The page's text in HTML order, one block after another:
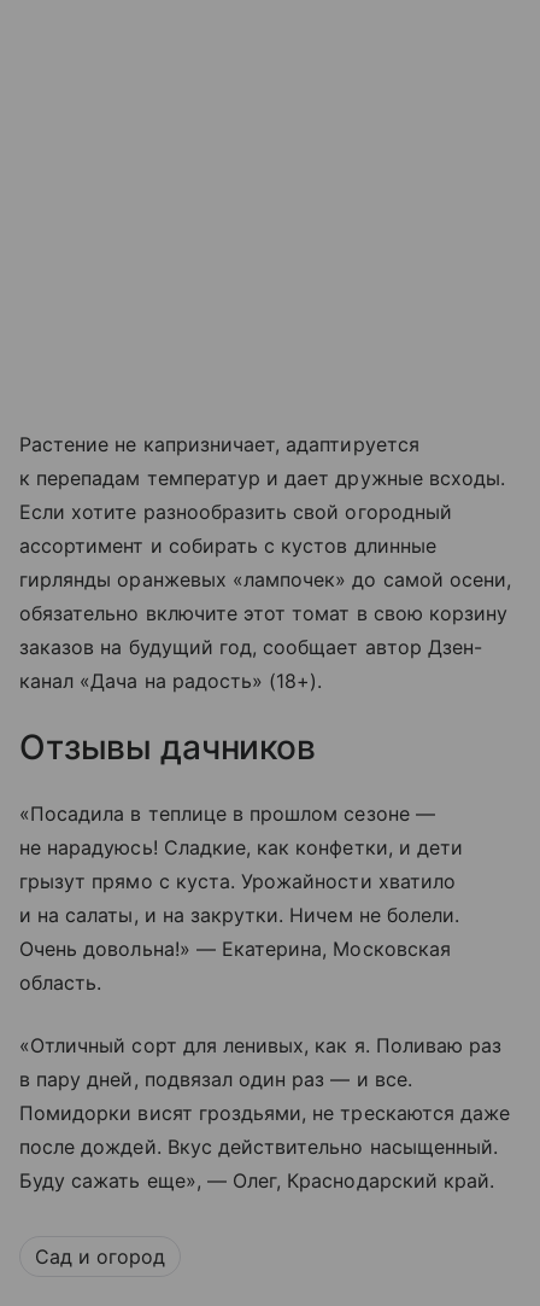
Растение не капризничает, адаптируется
к перепадам температур и дает дружные всходы.
Если хотите разнообразить свой огородный
ассортимент и собирать с кустов длинные
гирлянды оранжевых «лампочек» до самой осени,
обязательно включите этот томат в свою корзину
заказов на будущий год, сообщает автор Дзен-
канал «Дача на радость» (18+).
Отзывы дачников
«Посадила в теплице в прошлом сезоне —
не нарадуюсь! Сладкие, как конфетки, и дети
грызут прямо с куста. Урожайности хватило
и на салаты, и на закрутки. Ничем не болели.
Очень довольна!» — Екатерина, Московская
область.
«Отличный сорт для ленивых, как я. Поливаю раз
в пару дней, подвязал один раз — и все.
Помидорки висят гроздьями, не трескаются даже
после дождей. Вкус действительно насыщенный.
Буду сажать еще», — Олег, Краснодарский край.
Сад и огород